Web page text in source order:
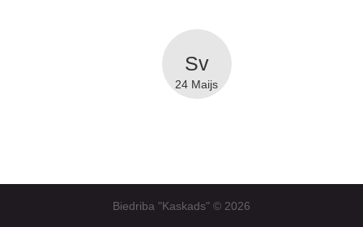
24 Maijs
Biedriba "Kaskads" © 2026